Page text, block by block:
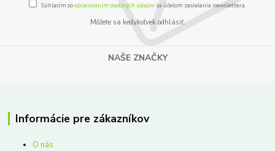
Súhlasím sospracovaním osobných údajov za účelom zasielania newslettera.
Môžete sa kedykoľvek odhlásiť.
NAŠE ZNAČKY
Informácie pre zákazníkov
O nás